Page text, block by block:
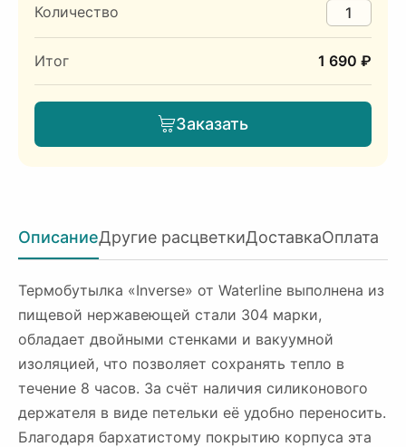
Количество
Итог 1 690 ₽
Заказать
ОписаниеДругие расцветкиДоставкаОплата
Термобутылка «Inverse» от Waterline выполнена из
пищевой нержавеющей стали 304 марки,
обладает двойными стенками и вакуумной
изоляцией, что позволяет сохранять тепло в
течение 8 часов. За счёт наличия силиконового
держателя в виде петельки её удобно переносить.
Благодаря бархатистому покрытию корпуса эта